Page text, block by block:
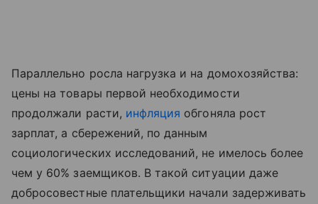
Параллельно росла нагрузка и на домохозяйства:
цены на товары первой необходимости
продолжали расти, инфляция обгоняла рост
зарплат, а сбережений, по данным
социологических исследований, не имелось более
чем у 60% заемщиков. В такой ситуации даже
добросовестные плательщики начали задерживать